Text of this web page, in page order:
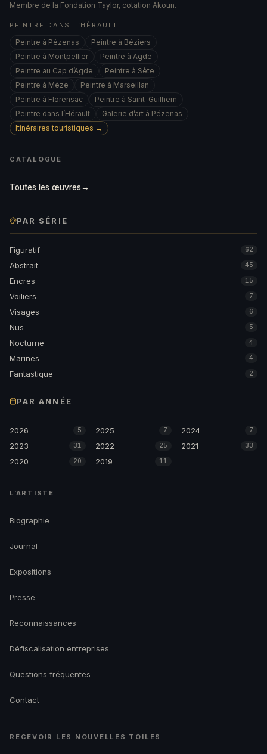
Membre de la Fondation Taylor, cotation Akoun.
PEINTRE DANS L’HÉRAULT
Peintre à Pézenas
Peintre à Béziers
Peintre à Montpellier
Peintre à Agde
Peintre au Cap d’Agde
Peintre à Sète
Peintre à Mèze
Peintre à Marseillan
Peintre à Florensac
Peintre à Saint-Guilhem
Peintre dans l’Hérault
Galerie d’art à Pézenas
Itinéraires touristiques →
CATALOGUE
Toutes les œuvres→
PAR SÉRIE
Figuratif 62
Abstrait 45
Encres 15
Voiliers 7
Visages 6
Nus 5
Nocturne 4
Marines 4
Fantastique 2
PAR ANNÉE
2026 5 2025 7 2024 7
2023 31 2022 25 2021 33
2020 20 2019 11
L’ARTISTE
Biographie
Journal
Expositions
Presse
Reconnaissances
Défiscalisation entreprises
Questions fréquentes
Contact
RECEVOIR LES NOUVELLES TOILES